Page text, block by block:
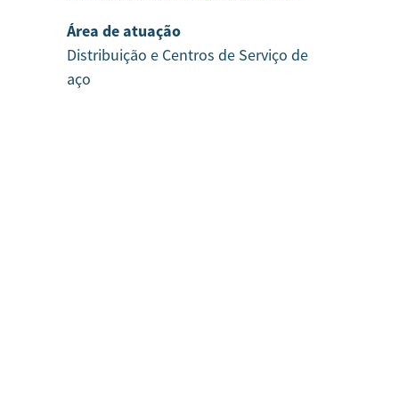
Área de atuação
Distribuição e Centros de Serviço de
aço